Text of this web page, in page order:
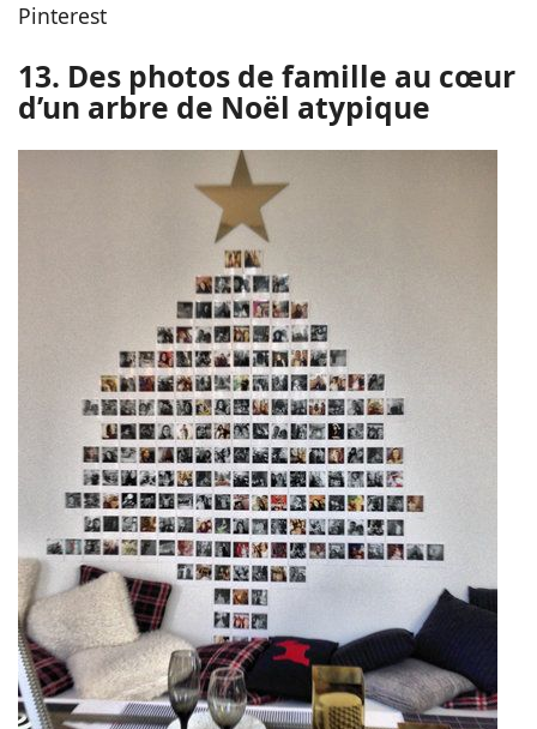
Pinterest
13. Des photos de famille au cœur
d’un arbre de Noël atypique